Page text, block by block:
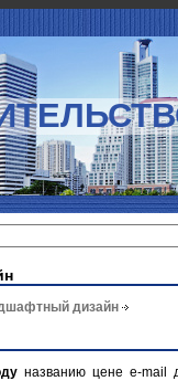
дизайн
названию цене e-mail